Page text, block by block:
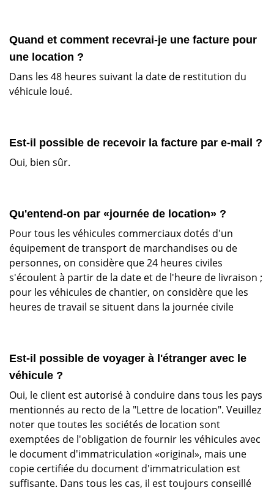
Quand et comment recevrai-je une facture pour
une location ?
Dans les 48 heures suivant la date de restitution du
véhicule loué.
Est-il possible de recevoir la facture par e-mail ?
Oui, bien sûr.
Qu'entend-on par «journée de location» ?
Pour tous les véhicules commerciaux dotés d'un
équipement de transport de marchandises ou de
personnes, on considère que 24 heures civiles
s'écoulent à partir de la date et de l'heure de livraison ;
pour les véhicules de chantier, on considère que les
heures de travail se situent dans la journée civile
Est-il possible de voyager à l'étranger avec le
véhicule ?
Oui, le client est autorisé à conduire dans tous les pays
mentionnés au recto de la "Lettre de location". Veuillez
noter que toutes les sociétés de location sont
exemptées de l'obligation de fournir les véhicules avec
le document d'immatriculation «original», mais une
copie certifiée du document d'immatriculation est
suffisante. Dans tous les cas, il est toujours conseillé